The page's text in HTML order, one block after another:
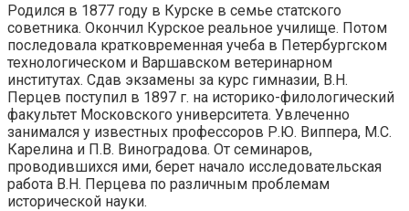
Родился в 1877 году в Курске в семье статского
советника. Окончил Курское реальное училище. Потом
последовала кратковременная учеба в Петербургском
технологическом и Варшавском ветеринарном
институтах. Сдав экзамены за курс гимназии, В.Н.
Перцев поступил в 1897 г. на историко-филологический
факультет Московского университета. Увлеченно
занимался у известных профессоров Р.Ю. Виппера, М.С.
Карелина и П.В. Виноградова. От семинаров,
проводившихся ими, берет начало исследовательская
работа В.Н. Перцева по различным проблемам
исторической науки.